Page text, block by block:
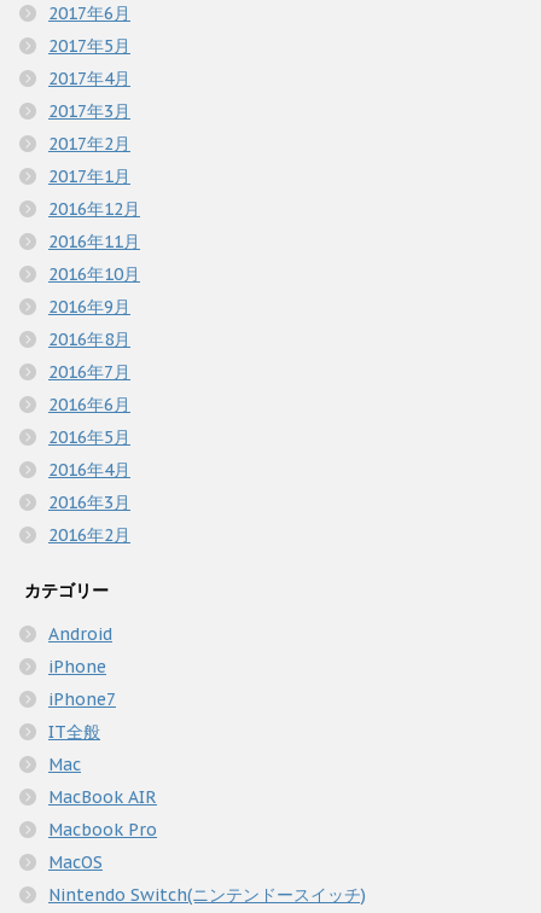
2017年6月
2017年5月
2017年4月
2017年3月
2017年2月
2017年1月
2016年12月
2016年11月
2016年10月
2016年9月
2016年8月
2016年7月
2016年6月
2016年5月
2016年4月
2016年3月
2016年2月
カテゴリー
Android
iPhone
iPhone7
IT全般
Mac
MacBook AIR
Macbook Pro
MacOS
Nintendo Switch(ニンテンドースイッチ)